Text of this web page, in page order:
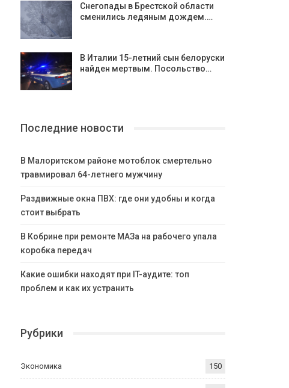
Снегопады в Брестской области
сменились ледяным дождем.…
В Италии 15-летний сын белоруски
найден мертвым. Посольство…
Последние новости
В Малоритском районе мотоблок смертельно
травмировал 64-летнего мужчину
Раздвижные окна ПВХ: где они удобны и когда
стоит выбрать
В Кобрине при ремонте МАЗа на рабочего упала
коробка передач
Какие ошибки находят при IT-аудите: топ
проблем и как их устранить
Рубрики
Экономика 150